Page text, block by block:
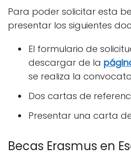
Para poder solicitar esta
presentar los siguientes
El formulario de
descargar de la
se realiza la
Dos cartas de
Presentar una carta
Becas Erasmus en